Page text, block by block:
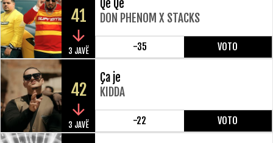
41
3 JAVË
Qe Qe
DON PHENOM X STACKS
-35 VOTO
42
3 JAVË
Ça je
KIDDA
-22 VOTO